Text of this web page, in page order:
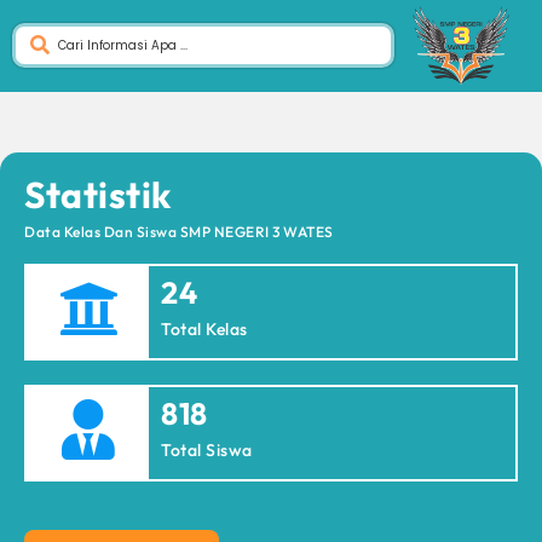
Statistik
Data Kelas Dan Siswa SMP NEGERI 3 WATES
24
Total Kelas
818
Total Siswa